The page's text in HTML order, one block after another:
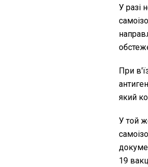
У разі
При
який
У той
19